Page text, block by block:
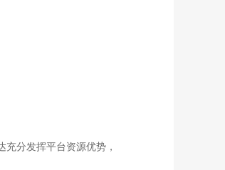
充分发挥平台资源优势，